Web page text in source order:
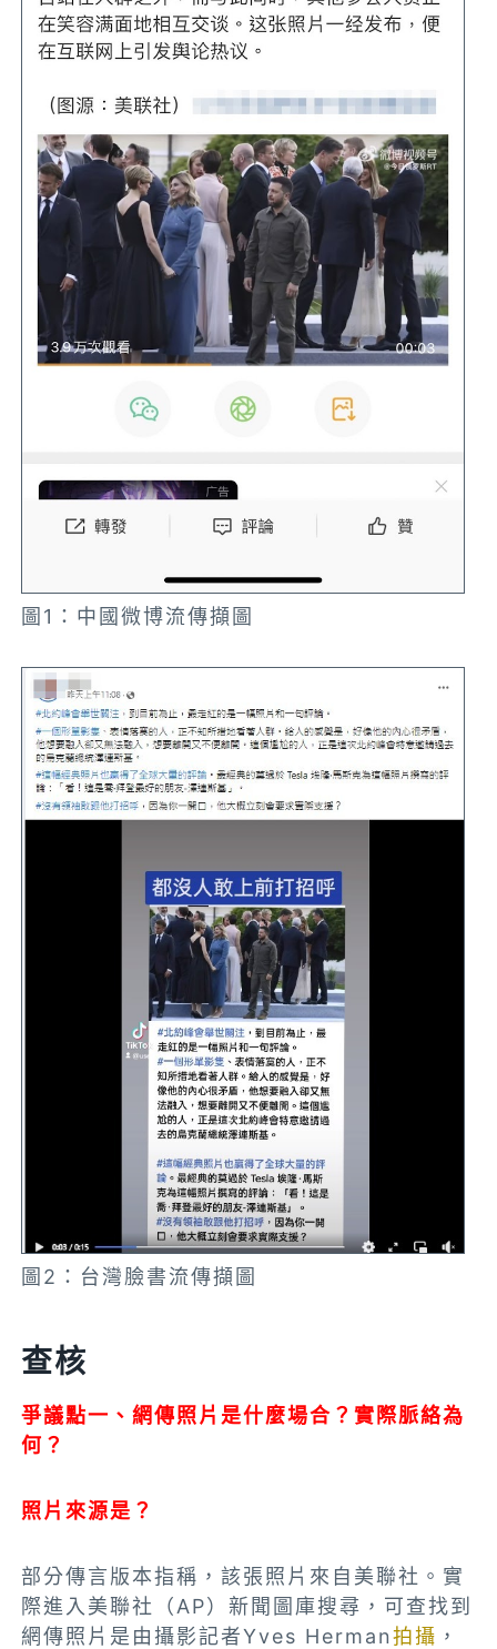
圖1：中國微博流傳擷圖
圖2：台灣臉書流傳擷圖
查核
爭議點一、網傳照片是什麼場合？實際脈絡為
何？
照片來源是？
部分傳言版本指稱，該張照片來自美聯社。實
際進入美聯社（AP）新聞圖庫搜尋，可查找到
網傳照片是由攝影記者Yves Herman拍攝 ，